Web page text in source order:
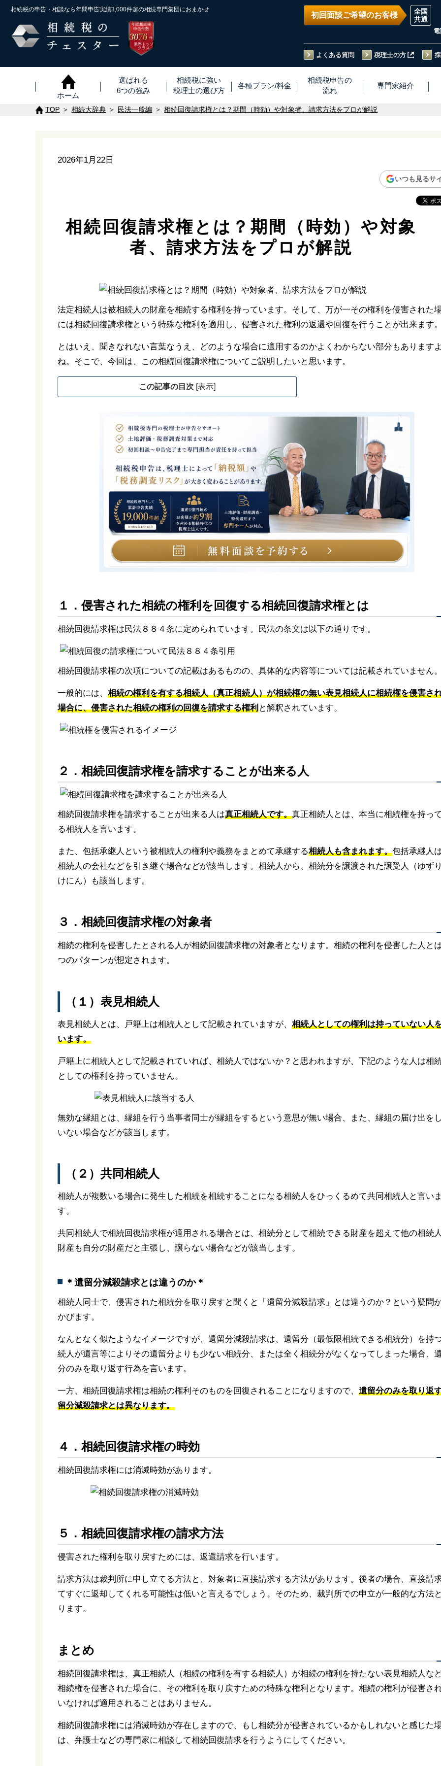
相続税の申告・相談なら年間申告実績3,000件超の相続専門集団におまかせ
年間相続税
申告件数
3076 ※
件
業界トップ
クラス
初回面談ご希望のお客様
よくある質問 税理士の方
ホーム
選ばれる
6つの強み
相続税に強い
税理士の選び方
各種プラン/料金
相続税申告の
流れ
専門家紹介
TOP 相続大辞典 民法一般編 相続回復請求権とは？期間（時効）や対象者、請求方法をプロが解説
2026年1月22日
いつも見るサ
相続回復請求権とは？期間（時効）や対象
者、請求方法をプロが解説
法定相続人は被相続人の財産を相続する権利を持っています。そして、万が一その権利を侵害された
には相続回復請求権という特殊な権利を適用し、侵害された権利の返還や回復を行うことが出来ます。
とはいえ、聞きなれない言葉なうえ、どのような場合に適用するのかよくわからない部分もありますよ
ね。そこで、今回は、この相続回復請求権についてご説明したいと思います。
この記事の目次 [表示]
１．侵害された相続の権利を回復する相続回復請求権とは
相続回復請求権は民法８８４条に定められています。民法の条文は以下の通りです。
相続回復請求権の次項についての記載はあるものの、具体的な内容等については記載されていません。
一般的には、 相続の権利を有する相続人（真正相続人）が相続権の無い表見相続人に相続権を侵害さ
場合に、侵害された相続の権利の回復を請求する権利と解釈されています。
２．相続回復請求権を請求することが出来る人
相続回復請求権を請求することが出来る人は真正相続人です。真正相続人とは、本当に相続権を持っ
る相続人を言います。
また、包括承継人という被相続人の権利や義務をまとめて承継する相続人も含まれます。包括承継人
相続人の会社などを引き継ぐ場合などが該当します。相続人から、相続分を譲渡された譲受人（ゆず
けにん）も該当します。
３．相続回復請求権の対象者
相続の権利を侵害したとされる人が相続回復請求権の対象者となります。相続の権利を侵害した人と
つのパターンが想定されます。
（１）表見相続人
表見相続人とは、戸籍上は相続人として記載されていますが、 相続人としての権利は持っていない人
います。
戸籍上に相続人として記載されていれば、相続人ではないか？と思われますが、下記のような人は相
としての権利を持っていません。
無効な縁組とは、縁組を行う当事者同士が縁組をするという意思が無い場合、また、縁組の届け出を
いない場合などが該当します。
（２）共同相続人
相続人が複数いる場合に発生した相続を相続することになる相続人をひっくるめて共同相続人と言いま
す。
共同相続人で相続回復請求権が適用される場合とは、相続分として相続できる財産を超えて他の相続
財産も自分の財産だと主張し、譲らない場合などが該当します。
＊遺留分減殺請求とは違うのか＊
相続人同士で、侵害された相続分を取り戻すと聞くと「遺留分減殺請求」とは違うのか？という疑問
かびます。
なんとなく似たようなイメージですが、遺留分減殺請求は、遺留分（最低限相続できる相続分）を持
続人が遺言等によりその遺留分よりも少ない相続分、または全く相続分がなくなってしまった場合、
分のみを取り返す行為を言います。
一方、相続回復請求権は相続の権利そのものを回復されることになりますので、 遺留分のみを取り返
留分減殺請求とは異なります。
４．相続回復請求権の時効
相続回復請求権には消滅時効があります。
５．相続回復請求権の請求方法
侵害された権利を取り戻すためには、返還請求を行います。
請求方法は裁判所に申し立てる方法と、対象者に直接請求する方法があります。後者の場合、直接請
てすぐに返却してくれる可能性は低いと言えるでしょう。そのため、裁判所での申立が一般的な方法
ります。
まとめ
相続回復請求権は、真正相続人（相続の権利を有する相続人）が相続の権利を持たない表見相続人な
相続権を侵害された場合に、その権利を取り戻すための特殊な権利となります。相続の権利が侵害さ
いなければ適用されることはありません。
相続回復請求権には消滅時効が存在しますので、もし相続分が侵害されているかもしれないと感じた
は、弁護士などの専門家に相談して相続回復請求を行うようにしてください。